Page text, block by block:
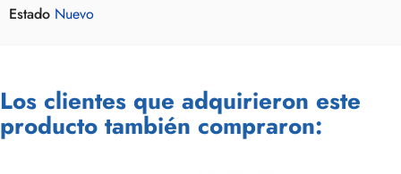
Estado Nuevo
Los clientes que adquirieron este
producto también compraron: